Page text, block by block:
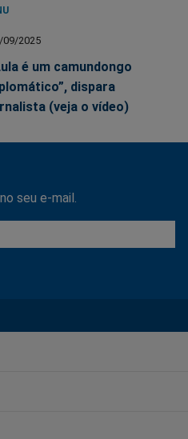
09/2025
é um camundongo
dispara
(veja o vídeo)
seu e-mail.